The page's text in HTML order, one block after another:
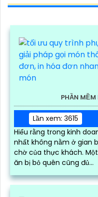
PHẦN
Lần xem: 3615
Hiểu rằng trong kinh
nhất không nằm ở gian
chờ của thực khách.
ăn bị bỏ quên cũng đủ...